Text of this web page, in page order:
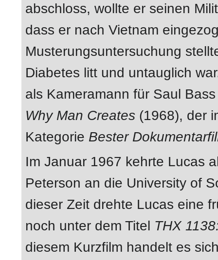
abschloss, wollte er seinen
dass er nach Vietnam
Musterungsuntersuchung
Diabetes litt und untauglich
als Kameramann für Saul
Why Man Creates (1968), der
Kategorie Bester
Im Januar 1967 kehrte Lucas
Peterson an die University of
dieser Zeit drehte Lucas eine
noch unter dem Titel THX
diesem Kurzfilm handelt es